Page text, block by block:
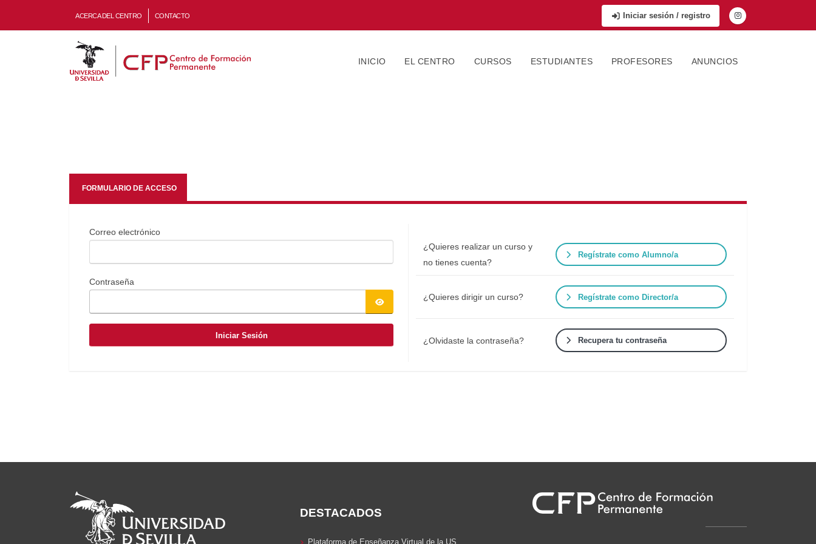
ACERCA DEL CENTRO CONTACTO Iniciar sesión / registro
INICIO EL CENTRO CURSOS ESTUDIANTES PROFESORES ANUNCIOS
FORMULARIO DE ACCESO
Correo electrónico
Contraseña
Iniciar Sesión
¿Quieres realizar un curso y
no tienes cuenta?
Regístrate como Alumno/a
¿Quieres dirigir un curso? Regístrate como Director/a
¿Olvidaste la contraseña? Recupera tu contraseña
DESTACADOS
Plataforma de Enseñanza Virtual de la US